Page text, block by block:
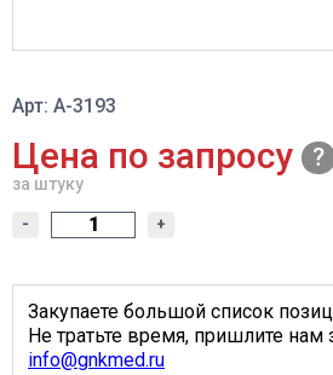
Арт: A-3193
Цена по запросу
за штуку
- +
Закупаете большой список
Не тратьте время, пришлите нам
info@gnkmed.ru